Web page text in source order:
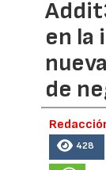
en la
de
428